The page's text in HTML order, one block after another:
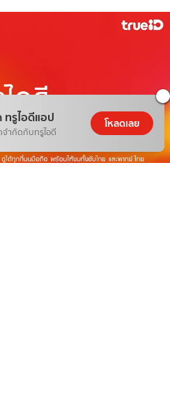
ทรูไอดีแอป
จำกัดกับทรูไอดี
โหลดเลย